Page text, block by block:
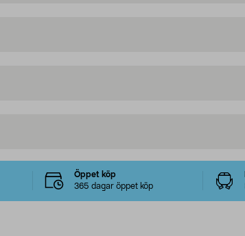
Öppet köp
365 dagar öppet köp